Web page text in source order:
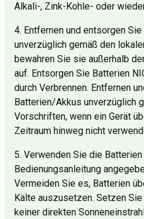
Alkali-, Zink-Kohle- oder
4. Entfernen und entsorgen
unverzüglich gemäß den
bewahren Sie sie außerhalb
auf. Entsorgen Sie Batterien
durch Verbrennen. Entfernen
Batterien/Akkus unverzüglich
Vorschriften, wenn ein Gerät
Zeitraum hinweg nicht
5. Verwenden Sie die
Bedienungsanleitung
Vermeiden Sie es, Batterien
Kälte auszusetzen. Setzen
keiner direkten